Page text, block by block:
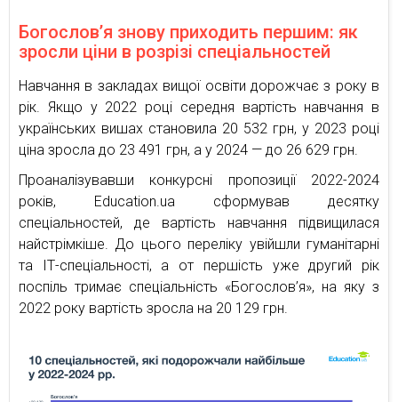
Богослов’я знову приходить першим: як
зросли ціни в розрізі спеціальностей
Навчання в закладах вищої освіти дорожчає з року в
рік. Якщо у 2022 році середня вартість навчання в
українських вишах становила 20 532 грн, у 2023 році
ціна зросла до 23 491 грн, а у 2024 — до 26 629 грн.
Проаналізувавши конкурсні пропозиції 2022-2024
років, Education.ua сформував десятку
спеціальностей, де вартість навчання підвищилася
найстрімкіше. До цього переліку увійшли гуманітарні
та ІТ-спеціальності, а от першість уже другий рік
поспіль тримає спеціальність «Богослов’я», на яку з
2022 року вартість зросла на 20 129 грн.